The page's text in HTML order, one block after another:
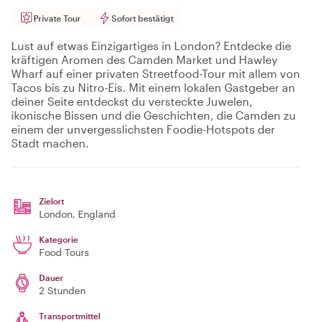
Private Tour Sofort bestätigt
Lust auf etwas Einzigartiges in London? Entdecke die
kräftigen Aromen des Camden Market und Hawley
Wharf auf einer privaten Streetfood-Tour mit allem von
Tacos bis zu Nitro-Eis. Mit einem lokalen Gastgeber an
deiner Seite entdeckst du versteckte Juwelen,
ikonische Bissen und die Geschichten, die Camden zu
einem der unvergesslichsten Foodie-Hotspots der
Stadt machen.
Zielort
London, England
Kategorie
Food Tours
Dauer
2 Stunden
Transportmittel